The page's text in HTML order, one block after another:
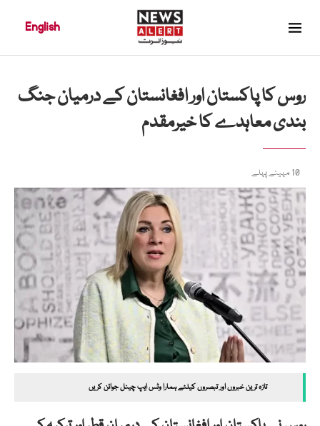
English
روس کا پاکستان اور افغانستان کے درمیان جنگ
بندی معاہدے کا خیرمقدم
10 مہینے پہلے
تازہ ترین خبروں اور تبصروں کیلئے ہمارا وٹس ایپ چینل جوائن کریں